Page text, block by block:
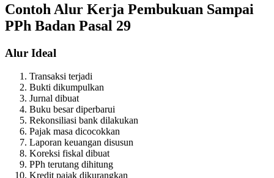
Contoh Alur Kerja Pembukuan Sampai
PPh Badan Pasal 29
Alur Ideal
Transaksi terjadi
Bukti dikumpulkan
Jurnal dibuat
Buku besar diperbarui
Rekonsiliasi bank dilakukan
Pajak masa dicocokkan
Laporan keuangan disusun
Koreksi fiskal dibuat
PPh terutang dihitung
Kredit pajak dikurangkan